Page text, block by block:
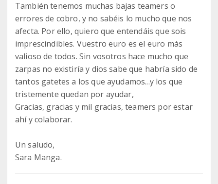
También tenemos muchas bajas teamers o
errores de cobro, y no sabéis lo mucho que nos
afecta. Por ello, quiero que entendáis que sois
imprescindibles. Vuestro euro es el euro más
valioso de todos. Sin vosotros hace mucho que
zarpas no existiría y dios sabe que habría sido de
tantos gatetes a los que ayudamos...y los que
tristemente quedan por ayudar,
Gracias, gracias y mil gracias, teamers por estar
ahí y colaborar.
Un saludo,
Sara Manga.